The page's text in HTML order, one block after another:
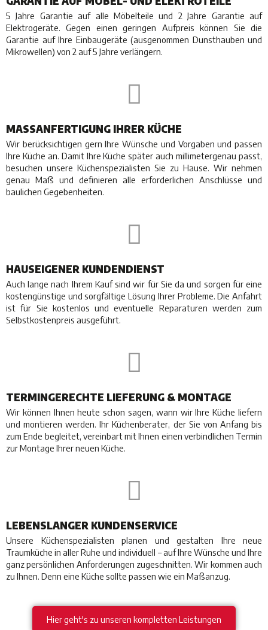
5 Jahre Garantie auf alle Möbelteile und 2 Jahre Garantie auf
Elektrogeräte. Gegen einen geringen Aufpreis können Sie die
Garantie auf Ihre Einbaugeräte (ausgenommen Dunsthauben und
Mikrowellen) von 2 auf 5 Jahre verlängern.
MASSANFERTIGUNG IHRER KÜCHE
Wir berücksichtigen gern Ihre Wünsche und Vorgaben und passen
Ihre Küche an. Damit Ihre Küche später auch millimetergenau passt,
besuchen unsere Küchenspezialisten Sie zu Hause. Wir nehmen
genau Maß und definieren alle erforderlichen Anschlüsse und
baulichen Gegebenheiten.
HAUSEIGENER KUNDENDIENST
Auch lange nach Ihrem Kauf sind wir für Sie da und sorgen für eine
kostengünstige und sorgfältige Lösung Ihrer Probleme. Die Anfahrt
ist für Sie kostenlos und eventuelle Reparaturen werden zum
Selbstkostenpreis ausgeführt.
TERMINGERECHTE LIEFERUNG & MONTAGE
Wir können Ihnen heute schon sagen, wann wir Ihre Küche liefern
und montieren werden. Ihr Küchenberater, der Sie von Anfang bis
zum Ende begleitet, vereinbart mit Ihnen einen verbindlichen Termin
zur Montage Ihrer neuen Küche.
LEBENSLANGER KUNDENSERVICE
Unsere Küchenspezialisten planen und gestalten Ihre neue
Traumküche in aller Ruhe und individuell – auf Ihre Wünsche und Ihre
ganz persönlichen Anforderungen zugeschnitten. Wir kommen auch
zu Ihnen. Denn eine Küche sollte passen wie ein Maßanzug.
Hier geht's zu unseren kompletten Leistungen